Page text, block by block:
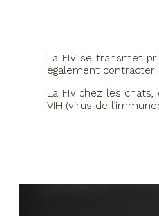
La FIV se transmet
également contracter
La FIV chez les
VIH (virus de